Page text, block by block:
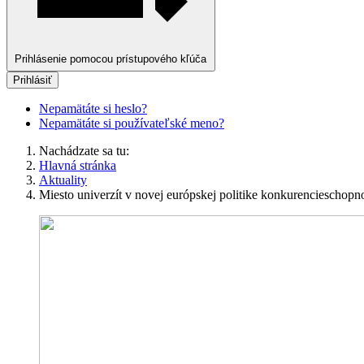
Prihlásenie pomocou prístupového kľúča
Prihlásiť
Nepamätáte si heslo?
Nepamätáte si používateľské meno?
Nachádzate sa tu:
Hlavná stránka
Aktuality
Miesto univerzít v novej európskej politike